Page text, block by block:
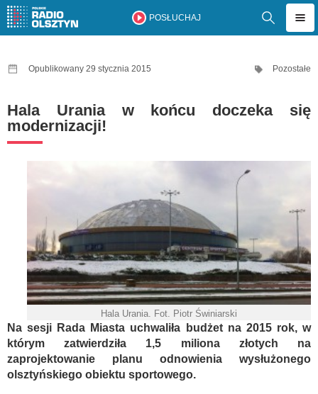
POSŁUCHAJ
Opublikowany 29 stycznia 2015 Pozostałe
Hala Urania w końcu doczeka się
modernizacji!
Hala Urania. Fot. Piotr Świniarski
Na sesji Rada Miasta uchwaliła budżet na 2015 rok, w
którym zatwierdziła 1,5 miliona złotych na
zaprojektowanie planu odnowienia wysłużonego
olsztyńskiego obiektu sportowego.